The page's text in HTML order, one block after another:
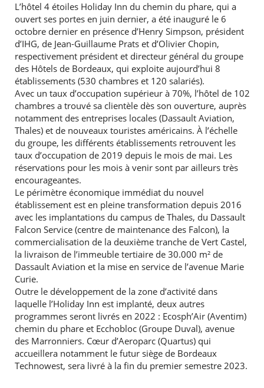
RECHERCHER ...
L’hôtel 4 étoiles Holiday Inn du chemin du phare, qui a
ouvert ses portes en juin dernier, a été inauguré le 6
octobre dernier en présence d’Henry Simpson, président
d’IHG, de Jean-Guillaume Prats et d’Olivier Chopin,
respectivement président et directeur général du groupe
des Hôtels de Bordeaux, qui exploite aujourd’hui 8
établissements (530 chambres et 120 salariés).
Avec un taux d’occupation supérieur à 70%, l’hôtel de 102
chambres a trouvé sa clientèle dès son ouverture, auprès
notamment des entreprises locales (Dassault Aviation,
Thales) et de nouveaux touristes américains. À l’échelle
du groupe, les différents établissements retrouvent les
taux d’occupation de 2019 depuis le mois de mai. Les
réservations pour les mois à venir sont par ailleurs très
encourageantes.
Le périmètre économique immédiat du nouvel
établissement est en pleine transformation depuis 2016
avec les implantations du campus de Thales, du Dassault
Falcon Service (centre de maintenance des Falcon), la
commercialisation de la deuxième tranche de Vert Castel,
la livraison de l’immeuble tertiaire de 30.000 m² de
Dassault Aviation et la mise en service de l’avenue Marie
Curie.
Outre le développement de la zone d’activité dans
laquelle l’Holiday Inn est implanté, deux autres
programmes seront livrés en 2022 : Ecosph’Air (Aventim)
chemin du phare et Ecchobloc (Groupe Duval), avenue
des Marronniers. Cœur d’Aeroparc (Quartus) qui
accueillera notamment le futur siège de Bordeaux
Technowest, sera livré à la fin du premier semestre 2023.